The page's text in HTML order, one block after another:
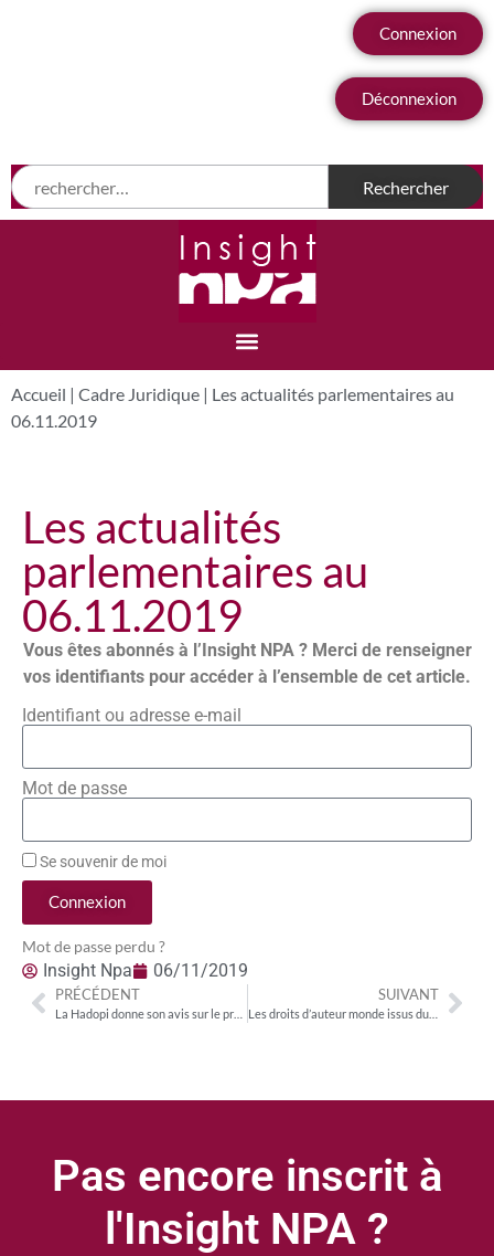
Connexion
Déconnexion
Accueil | Cadre Juridique | Les actualités parlementaires au
06.11.2019
Les actualités
parlementaires au
06.11.2019
Vous êtes abonnés à l’Insight NPA ? Merci de renseigner
vos identifiants pour accéder à l’ensemble de cet article.
Identifiant ou adresse e-mail
Mot de passe
Se souvenir de moi
Connexion
Mot de passe perdu ?
Insight Npa 06/11/2019
PRÉCÉDENT SUIVANT
Les droits d’auteur monde issus du numérique en hausse de 29 % en 2018
Pas encore inscrit à
l'Insight NPA ?